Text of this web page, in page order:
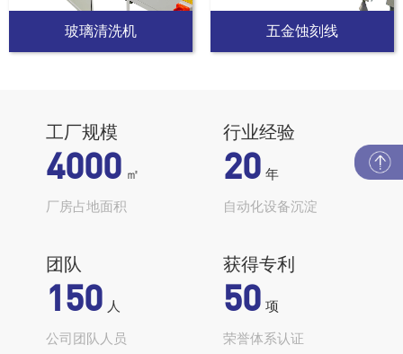
玻璃清洗机 五金蚀刻线
工厂规模
4000 ㎡
厂房占地面积
行业经验
20 年
自动化设备沉淀
团队
150 人
公司团队人员
获得专利
50 项
荣誉体系认证